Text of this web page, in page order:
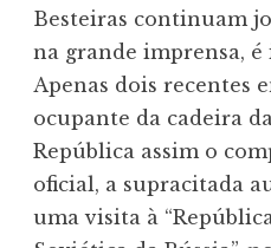
Besteiras continuam
na grande imprensa,
Apenas dois recentes
ocupante da cadeira
República assim o
oficial, a supracitada
uma visita à